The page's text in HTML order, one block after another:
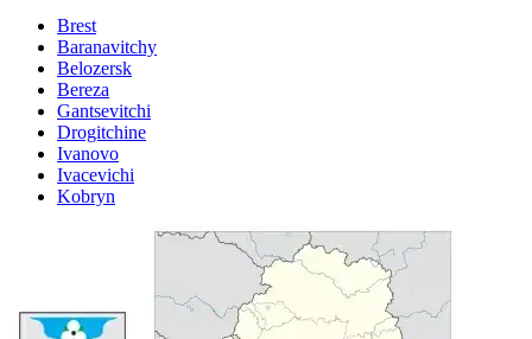
Brest
Baranavitchy
Belozersk
Bereza
Gantsevitchi
Drogitchine
Ivanovo
Ivacevichi
Kobryn